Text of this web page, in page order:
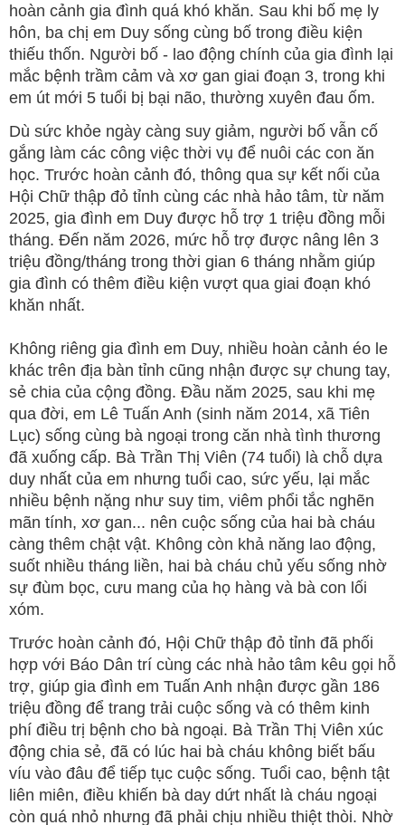
hoàn cảnh gia đình quá khó khăn. Sau khi bố mẹ ly
hôn, ba chị em Duy sống cùng bố trong điều kiện
thiếu thốn. Người bố - lao động chính của gia đình lại
mắc bệnh trầm cảm và xơ gan giai đoạn 3, trong khi
em út mới 5 tuổi bị bại não, thường xuyên đau ốm.
Dù sức khỏe ngày càng suy giảm, người bố vẫn cố
gắng làm các công việc thời vụ để nuôi các con ăn
học. Trước hoàn cảnh đó, thông qua sự kết nối của
Hội Chữ thập đỏ tỉnh cùng các nhà hảo tâm, từ năm
2025, gia đình em Duy được hỗ trợ 1 triệu đồng mỗi
tháng. Đến năm 2026, mức hỗ trợ được nâng lên 3
triệu đồng/tháng trong thời gian 6 tháng nhằm giúp
gia đình có thêm điều kiện vượt qua giai đoạn khó
khăn nhất.
Không riêng gia đình em Duy, nhiều hoàn cảnh éo le
khác trên địa bàn tỉnh cũng nhận được sự chung tay,
sẻ chia của cộng đồng. Đầu năm 2025, sau khi mẹ
qua đời, em Lê Tuấn Anh (sinh năm 2014, xã Tiên
Lục) sống cùng bà ngoại trong căn nhà tình thương
đã xuống cấp. Bà Trần Thị Viên (74 tuổi) là chỗ dựa
duy nhất của em nhưng tuổi cao, sức yếu, lại mắc
nhiều bệnh nặng như suy tim, viêm phổi tắc nghẽn
mãn tính, xơ gan... nên cuộc sống của hai bà cháu
càng thêm chật vật. Không còn khả năng lao động,
suốt nhiều tháng liền, hai bà cháu chủ yếu sống nhờ
sự đùm bọc, cưu mang của họ hàng và bà con lối
xóm.
Trước hoàn cảnh đó, Hội Chữ thập đỏ tỉnh đã phối
hợp với Báo Dân trí cùng các nhà hảo tâm kêu gọi hỗ
trợ, giúp gia đình em Tuấn Anh nhận được gần 186
triệu đồng để trang trải cuộc sống và có thêm kinh
phí điều trị bệnh cho bà ngoại. Bà Trần Thị Viên xúc
động chia sẻ, đã có lúc hai bà cháu không biết bấu
víu vào đâu để tiếp tục cuộc sống. Tuổi cao, bệnh tật
liên miên, điều khiến bà day dứt nhất là cháu ngoại
còn quá nhỏ nhưng đã phải chịu nhiều thiệt thòi. Nhờ